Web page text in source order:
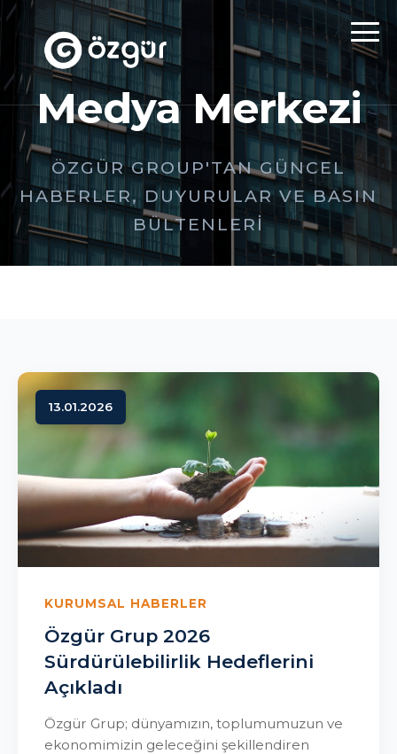
Medya Merkezi
ÖZGÜR GROUP'TAN GÜNCEL
HABERLER, DUYURULAR VE BASIN
BÜLTENLERI
13.01.2026
KURUMSAL HABERLER
Özgür Grup 2026
Sürdürülebilirlik Hedeflerini
Açıkladı
Özgür Grup; dünyamızın, toplumumuzun ve
ekonomimizin geleceğini şekillendiren